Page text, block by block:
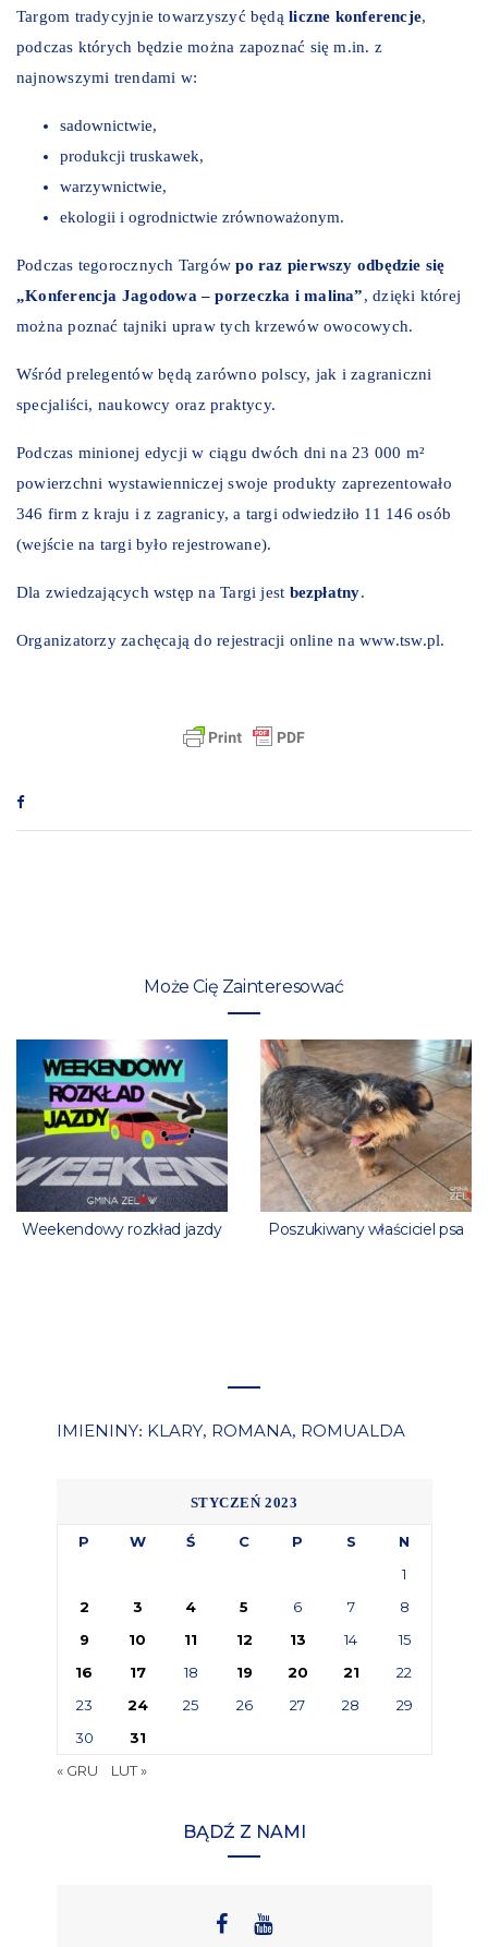
Targom tradycyjnie towarzyszyć będąliczne konferencje,
podczas których będzie można zapoznać się m.in. z
najnowszymi trendami w:
sadownictwie,
produkcji truskawek,
warzywnictwie,
ekologii i ogrodnictwie zrównoważonym.
Podczas tegorocznych Targówpo raz pierwszy odbędzie się
„Konferencja Jagodowa – porzeczka i malina”, dzięki której
można poznać tajniki upraw tych krzewów owocowych.
Wśród prelegentów będą zarówno polscy, jak i zagraniczni
specjaliści, naukowcy oraz praktycy.
Podczas minionej edycji w ciągu dwóch dni na 23 000 m²
powierzchni wystawienniczej swoje produkty zaprezentowało
346 firm z kraju i z zagranicy, a targi odwiedziło 11 146 osób
(wejście na targi było rejestrowane).
Dla zwiedzających wstęp na Targi jest bezpłatny.
Organizatorzy zachęcają do rejestracji online nawww.tsw.pl.
Może Cię Zainteresować
Weekendowy rozkład jazdy Poszukiwany właściciel psa
IMIENINY: KLARY, ROMANA, ROMUALDA
STYCZEŃ 2023
P W Ś C P S
N
1
2
3 4 5 6 7
8
9
10 11 12 13 14
15
16
17 18 19 20 21
22
23
24 25 26 27 28
29
30
31
« GRU
LUT »
BĄDŹ Z NAMI